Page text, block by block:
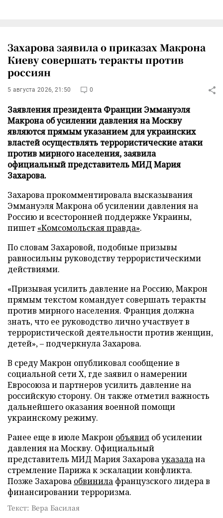
Захарова заявила о приказах Макрона
Киеву совершать теракты против
россиян
5 августа 2026, 21:50 0
Заявления президента Франции Эммануэля
Макрона об усилении давления на Москву
являются прямым указанием для украинских
властей осуществлять террористические атаки
против мирного населения, заявила
официальный представитель МИД Мария
Захарова.
Захарова прокомментировала высказывания
Эммануэля Макрона об усилении давления на
Россию и всесторонней поддержке Украины,
пишет «Комсомольская правда».
По словам Захаровой, подобные призывы
равносильны руководству террористическими
действиями.
«Призывая усилить давление на Россию, Макрон
прямым текстом командует совершать теракты
против мирного населения. Франция должна
знать, что ее руководство лично участвует в
террористической деятельности против женщин,
детей», – подчеркнула Захарова.
В среду Макрон опубликовал сообщение в
социальной сети X, где заявил о намерении
Евросоюза и партнеров усилить давление на
российскую сторону. Он также отметил важность
дальнейшего оказания военной помощи
украинскому режиму.
Ранее еще в июле Макрон объявил об усилении
давления на Москву. Официальный
представитель МИД Мария Захаровауказалана
стремление Парижа к эскалации конфликта.
Позже Захарова обвинила французского лидера в
финансировании терроризма.
Текст: Вера Басилая